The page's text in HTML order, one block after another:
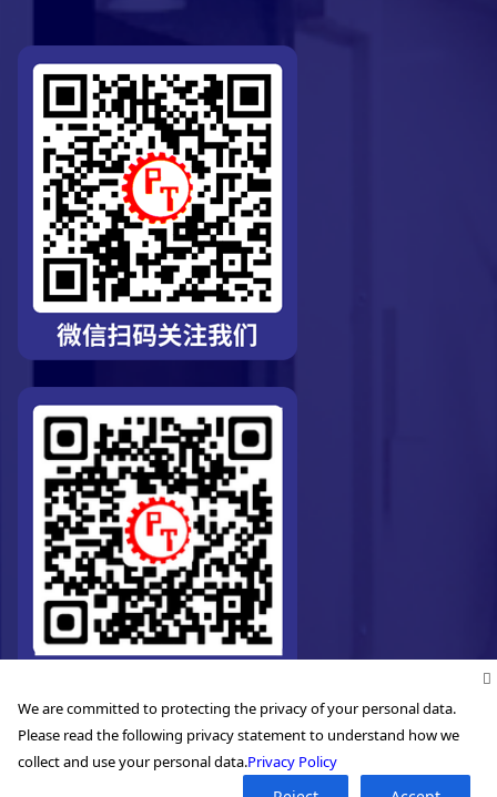
We are committed to protecting the privacy of your personal data.
Please read the following privacy statement to understand how we
collect and use your personal data.Privacy Policy